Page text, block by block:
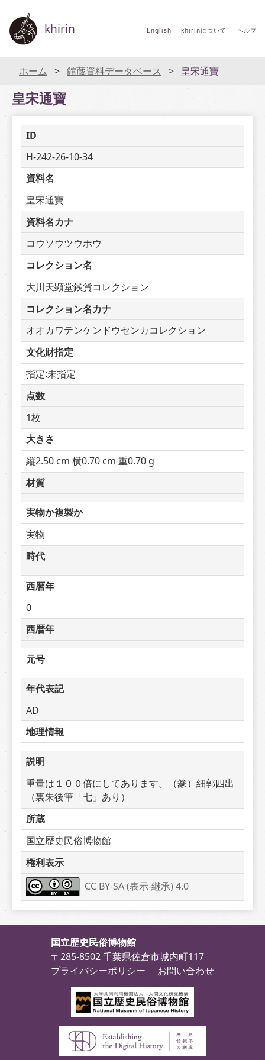
khirin English khirinについて ヘルプ
ホーム 館蔵資料データベース 皇宋通寶
皇宋通寶
ID
H-242-26-10-34
資料名
皇宋通寶
資料名カナ
コウソウツウホウ
コレクション名
大川天顕堂銭貨コレクション
コレクション名カナ
オオカワテンケンドウセンカコレクション
文化財指定
指定:未指定
点数
1枚
大きさ
縦2.50 cm 横0.70 cm 重0.70 g
材質
実物か複製か
実物
時代
西暦年
0
西暦年
元号
年代表記
AD
地理情報
説明
重量は１００倍にしてあります。（篆）細郭四出
（裏朱後筆「七」あり）
所蔵
国立歴史民俗博物館
権利表示
CC BY-SA (表示-継承) 4.0
国立歴史民俗博物館
〒285-8502 千葉県佐倉市城内町117
プライバシーポリシー
お問い合わせ